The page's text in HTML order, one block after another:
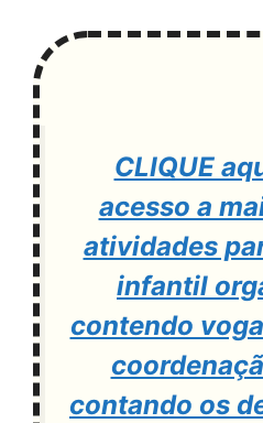
CLIQUE
acesso a
atividades
infantil
contendo
contando os